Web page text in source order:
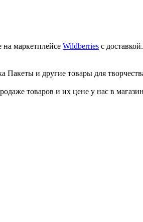
маркетплейсе Wildberries с
и другие товары для
товаров и их цене у нас в